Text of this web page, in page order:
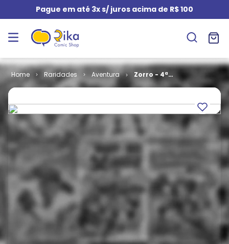
Pague em até 3x s/ juros acima de R$ 100
Raridades Aventura
Zorro - 4ª
Série # 10